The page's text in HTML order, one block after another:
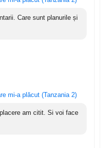
Care sunt planurile și
mi-a plăcut (Tanzania 2)
am citit. Si voi face